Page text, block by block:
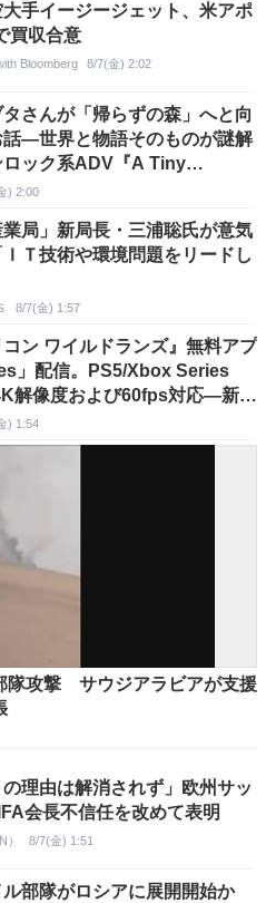
手イージージェット、米アポ
買収合意
Bloomberg 8/7(金) 2:02
さんが「帰らずの森」へと向
話―世界と物語そのものが謎解
ロック系ADV『A Tiny
版配信
) 2:00
業局」新局長・三浦聡氏が意気
Ｔ技術や環境問題をリードし
8/7(金) 1:57
コン ワイルドランズ』無料アプ
」配信。PS5/Xbox Series
解像度および60fps対応―新作
) 1:54
隊攻撃 サウジアラビアが支援
の理由は解消されず」欧州サッ
会長不信任を改めて表明
） 8/7(金) 1:51
ル部隊がロシアに展開開始か